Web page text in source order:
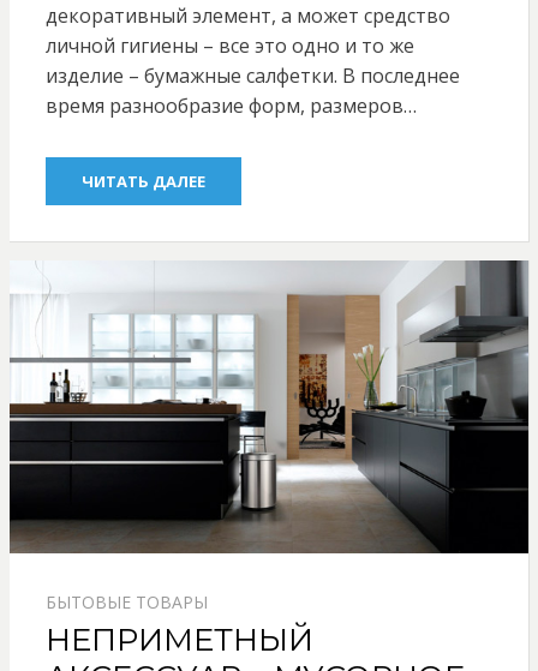
декоративный элемент, а может средство
личной гигиены – все это одно и то же
изделие – бумажные салфетки. В последнее
время разнообразие форм, размеров…
ЧИТАТЬ ДАЛЕЕ
БЫТОВЫЕ ТОВАРЫ
НЕПРИМЕТНЫЙ